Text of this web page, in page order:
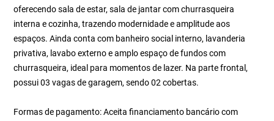
oferecendo sala de estar, sala de jantar com churrasqueira
interna e cozinha, trazendo modernidade e amplitude aos
espaços. Ainda conta com banheiro social interno, lavanderia
privativa, lavabo externo e amplo espaço de fundos com
churrasqueira, ideal para momentos de lazer. Na parte frontal,
possui 03 vagas de garagem, sendo 02 cobertas.
Formas de pagamento: Aceita financiamento bancário com